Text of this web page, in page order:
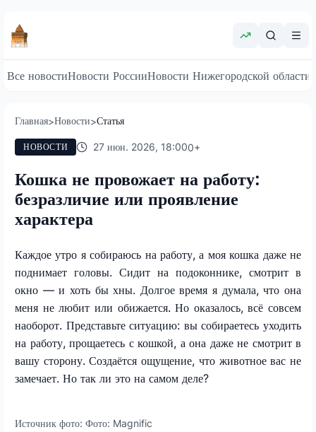
Все новостиНовости РоссииНовости Нижегородской области
Главная>Новости>Статья
НОВОСТИ 27 июн. 2026, 18:000+
Кошка не провожает на работу:
безразличие или проявление
характера
Каждое утро я собираюсь на работу, а моя кошка даже не
поднимает головы. Сидит на подоконнике, смотрит в
окно — и хоть бы хны. Долгое время я думала, что она
меня не любит или обижается. Но оказалось, всё совсем
наоборот. Представьте ситуацию: вы собираетесь уходить
на работу, прощаетесь с кошкой, а она даже не смотрит в
вашу сторону. Создаётся ощущение, что животное вас не
замечает. Но так ли это на самом деле?
Источник фото: Фото: Magnific